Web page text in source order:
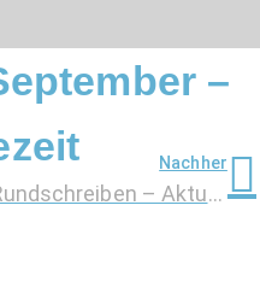
–
Nachher
Rundschreiben – Aktueller Stand